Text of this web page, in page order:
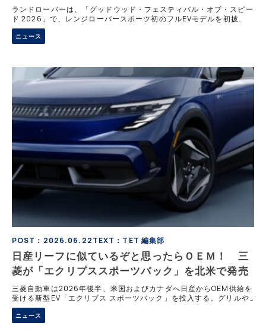
ランドローバーは、「グッドウッド・フェスティバル・オブ・スピー
ド 2026」で、レンジローバースポーツ初のフルEVモデルを初披
露。同車は、999段の急階段やダムの激流など、過酷なチャレンジを
制してきた従来モデルの強靭な魂を受け継ぎ、最先端技術によるダイ
ナミックな走りを実現する。
ニュース
POST：2026.06.22TEXT：TET 編集部
日産リーフに似ているぞと思ったらＯＥＭ！ 三
菱が「エクリプススポーツバック」を北米で発売
三菱自動車は2026年後半、米国およびカナダへ日産からOEM供給を
受ける新型EV「エクリプス スポーツバック」を投入する。グリルや
前後ランプなどに独自の意匠を施し、三菱らしい力強い個性を表現。
強固なアライアンスが生んだ次世代電動サブコンパクトSUVの魅力
と、ラインアップ拡充に向けた今後の展開を解説する。
ニュース